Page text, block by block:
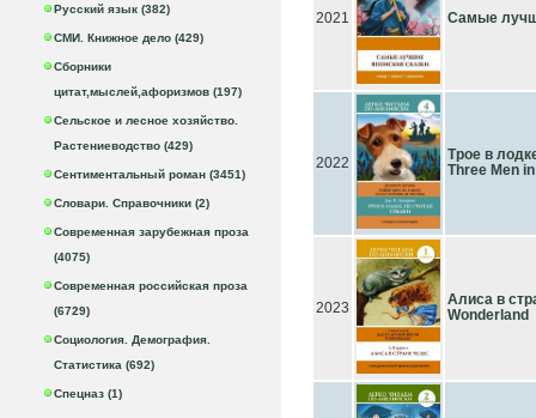
Русский язык (382)
СМИ. Книжное дело (429)
Сборники
цитат,мыслей,афоризмов (197)
Сельское и лесное хозяйство.
Растениеводство (429)
Сентиментальный роман (3451)
Словари. Справочники (2)
Современная зарубежная проза
(4075)
Современная российская проза
(6729)
Социология. Демография.
Статистика (692)
Спецназ (1)
2021 Самые
2022
Трое в
Three Men
2023
Алиса в
Wonderland